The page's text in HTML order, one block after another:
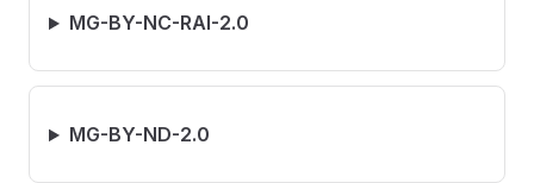
MG-BY-NC-RAI-2.0
MG-BY-ND-2.0